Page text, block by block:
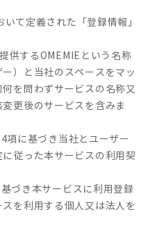
て定義された「登録情報」
供するOMEMIEという名称
）と当社のスペースをマッ
を問わずサービスの名称又
更後のサービスを含みま
項に基づき当社とユーザー
従った本サービスの利用契
づき本サービスに利用登録
を利用する個人又は法人を